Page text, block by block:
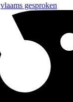
vlaams gesproken